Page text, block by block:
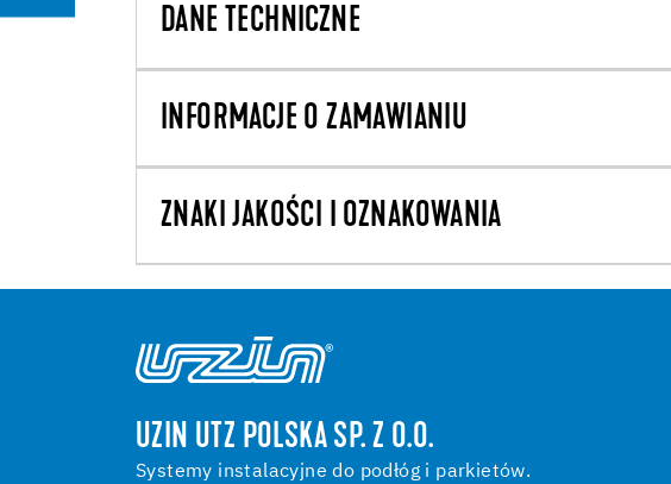
DANE TECHNICZNE
INFORMACJE O ZAMAWIANIU
ZNAKI JAKOŚCI I OZNAKOWANIA
UZIN UTZ POLSKA SP. Z O.O.
Systemy instalacyjne do podłóg i parkietów.